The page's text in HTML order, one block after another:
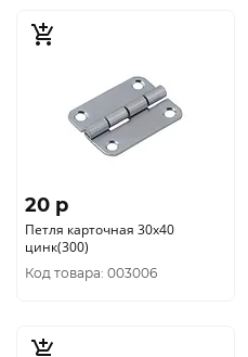
20 p
Петля карточная 30х40
цинк(300)
Код товара: 003006